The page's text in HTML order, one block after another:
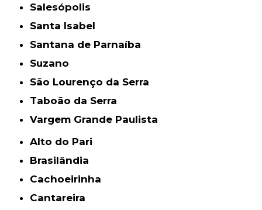
Salesópolis
Santa Isabel
Santana de Parnaíba
Suzano
São Lourenço da Serra
Taboão da Serra
Vargem Grande Paulista
Alto do Pari
Brasilândia
Cachoeirinha
Cantareira